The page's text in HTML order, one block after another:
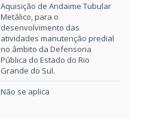
Aquisição de Andaime Tubular
Metálico, para o
desenvolvimento das
atividades manutenção predial
no âmbito da Defensoria
Pública do Estado do Rio
Grande do Sul.
Não se aplica